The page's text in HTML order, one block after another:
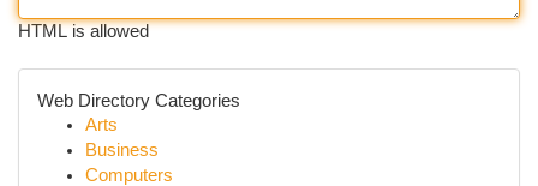
HTML is allowed
Web Directory Categories
Arts
Business
Computers